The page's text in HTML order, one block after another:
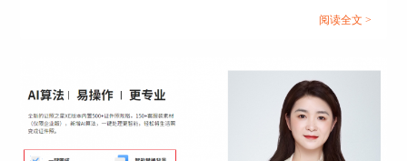
把人像抠出来，然后在右侧的颜色选择栏中选择白
在家拍摄出专业的证件照，证照之星如何优化自拍照片以满
阅读全文 >